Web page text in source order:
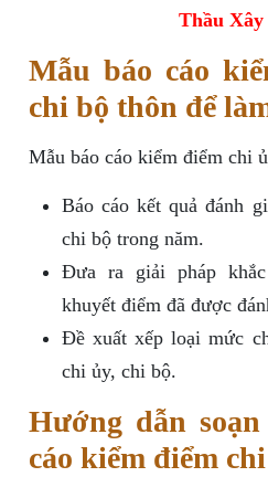
Thầu Xây
Mẫu báo cáo
chi bộ thôn để
Mẫu báo cáo kiểm điểm chi
Báo cáo kết quả đánh
chi bộ trong năm.
Đưa ra giải pháp
khuyết điểm đã được
Đề xuất xếp loại mức
chi ủy, chi bộ.
Hướng dẫn
cáo kiểm điểm